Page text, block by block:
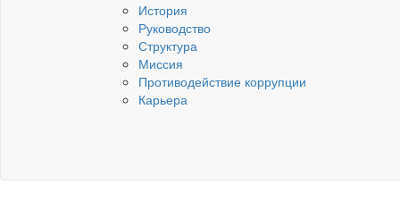
История
Руководство
Структура
Миссия
Противодействие коррупции
Карьера